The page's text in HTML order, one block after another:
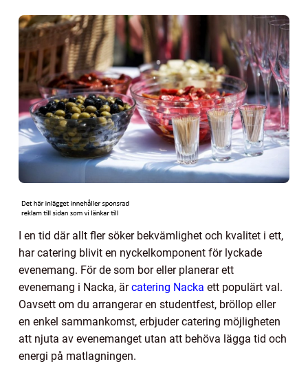
I en tid där allt fler söker bekvämlighet och kvalitet i ett,
har catering blivit en nyckelkomponent för lyckade
evenemang. För de som bor eller planerar ett
evenemang i Nacka, ärcatering Nacka ett populärt val.
Oavsett om du arrangerar en studentfest, bröllop eller
en enkel sammankomst, erbjuder catering möjligheten
att njuta av evenemanget utan att behöva lägga tid och
energi på matlagningen.